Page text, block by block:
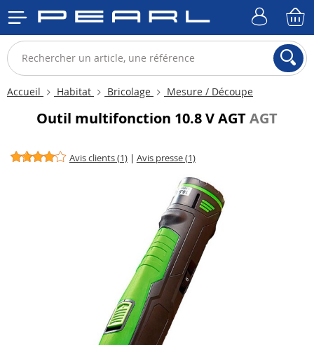
Accueil Habitat Bricolage Mesure / Découpe
Outil multifonction 10.8 V AGTAGT
Avis clients (1) | Avis presse (1)